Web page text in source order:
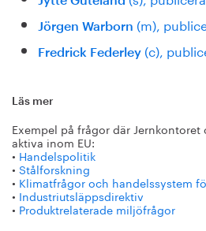
Jörgen Warborn (m),
Fredrick Federley(c),
Läs mer
Exempel på frågor där
aktiva inom EU:
• Handelspolitik
• Stålforskning
• Klimatfrågor och handelssystem
• Industriutsläppsdirektiv
• Produktrelaterade miljöfrågor